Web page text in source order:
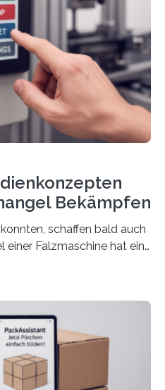
Bekämpfen
schaffen bald auch
einer Falzmaschine hat ein
so sehr vereinfacht,
lässt sich auf alle
Eine Falzmaschine
Profis. Eine solche
Broschüren, Prospekte,
– mehrere Zehntausend